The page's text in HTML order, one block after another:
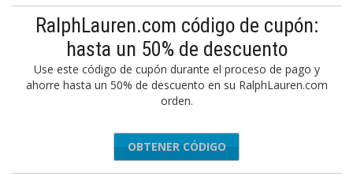
RalphLauren.com código de cupón:
hasta un 50% de descuento
Use este código de cupón durante el proceso de pago y
ahorre hasta un 50% de descuento en su RalphLauren.com
orden.
CODES50
OBTENER CÓDIGO